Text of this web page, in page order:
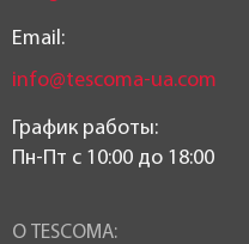
Email:
info@tescoma-ua.com
График работы:
Пн-Пт c 10:00 до 18:00
О TESCOMA: